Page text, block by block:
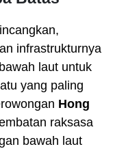
infrastrukturnya
laut untuk
yang paling
Hong
raksasa
bawah laut